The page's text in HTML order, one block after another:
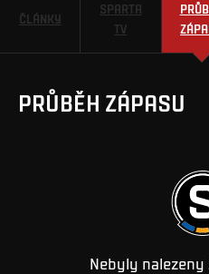
ČLÁNKY
SPARTA
TV
PRŮBĚH ZÁPASU
Nebyly